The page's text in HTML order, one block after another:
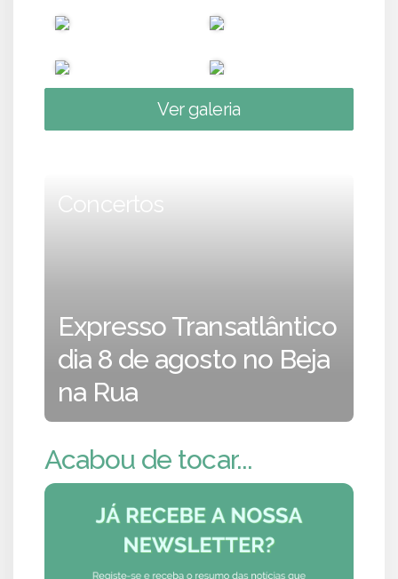
Ver galeria
Concertos
Expresso Transatlântico
dia 8 de agosto no Beja
na Rua
Acabou de tocar...